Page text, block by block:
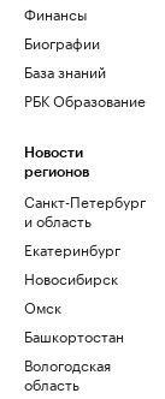
Финансы
Биографии
База знаний
РБК Образование
Новости
регионов
Санкт-Петербург
и область
Екатеринбург
Новосибирск
Омск
Башкортостан
Вологодская
область